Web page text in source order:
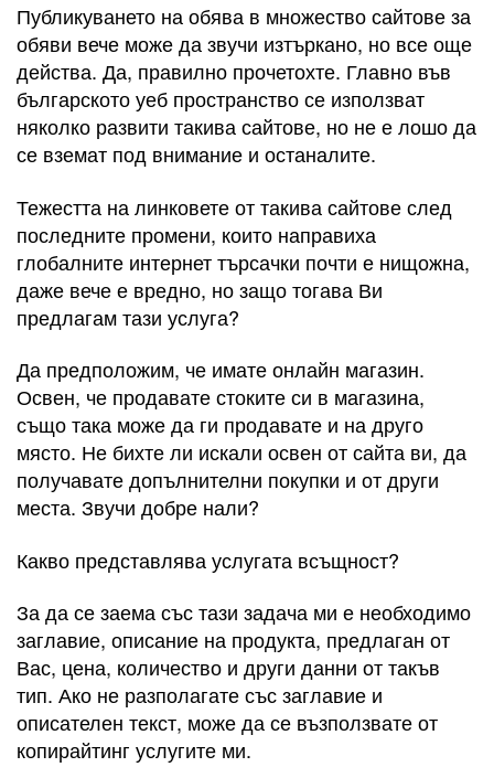
Публикуването на обява в множество сайтове за
обяви вече може да звучи изтъркано, но все още
действа. Да, правилно прочетохте. Главно във
българското уеб пространство се използват
няколко развити такива сайтове, но не е лошо да
се вземат под внимание и останалите.
Тежестта на линковете от такива сайтове след
последните промени, които направиха
глобалните интернет търсачки почти е нищожна,
даже вече е вредно, но защо тогава Ви
предлагам тази услуга?
Да предположим, че имате онлайн магазин.
Освен, че продавате стоките си в магазина,
също така може да ги продавате и на друго
място. Не бихте ли искали освен от сайта ви, да
получавате допълнителни покупки и от други
места. Звучи добре нали?
Какво представлява услугата всъщност?
За да се заема със тази задача ми е необходимо
заглавие, описание на продукта, предлаган от
Вас, цена, количество и други данни от такъв
тип. Ако не разполагате със заглавие и
описателен текст, може да се възползвате от
копирайтинг услугите ми.